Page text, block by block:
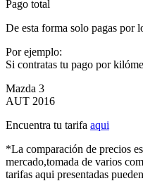
Pago total
De esta forma solo pagas por
Por ejemplo:
Si contratas tu pago por
Mazda 3
AUT 2016
Encuentra tu tarifa aqui
*La comparación de precios
mercado,tomada de varios
tarifas aqui presentadas